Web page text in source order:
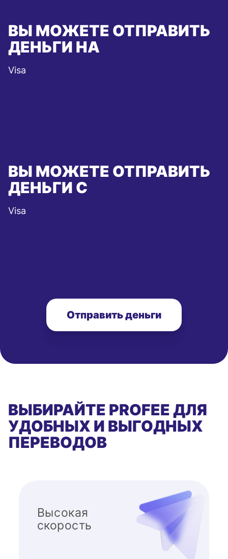
ВЫ МОЖЕТЕ ОТПРАВИТЬ
ДЕНЬГИ НА
Visa
ВЫ МОЖЕТЕ ОТПРАВИТЬ
ДЕНЬГИ С
Visa
Отправить деньги
ВЫБИРАЙТЕ PROFEE ДЛЯ
УДОБНЫХ И ВЫГОДНЫХ
ПЕРЕВОДОВ
Высокая
скорость